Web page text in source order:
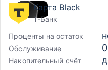
Карта Black
Т-Банк
Проценты на остаток
Обслуживание
Накопительный счёт